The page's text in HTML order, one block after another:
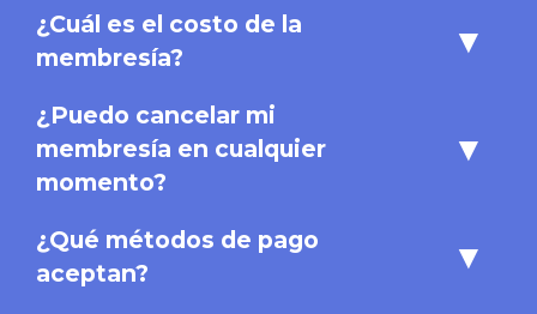
¿Cuál es el costo de la
membresía?
▾
¿Puedo cancelar mi
membresía en cualquier
momento?
▾
¿Qué métodos de pago
aceptan?
▾